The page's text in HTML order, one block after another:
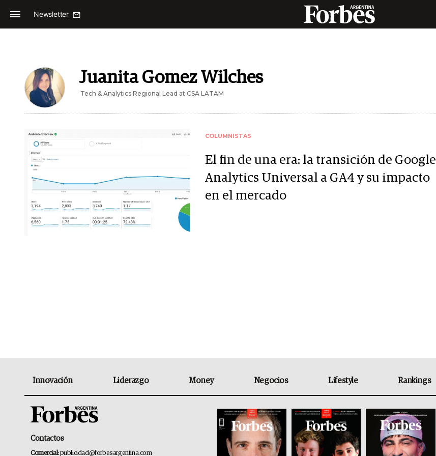
Newsletter
Juanita Gomez Wilches
Tech & Analytics Regional Lead at CSA LATAM
COLUMNISTAS
El fin de una era: la transición de Google
Analytics Universal a GA4 y su impacto
en el mercado
Innovación Liderazgo Money Negocios Lifestyle Rankings
Contactos
Comercial:publicidad@forbesargentina.com